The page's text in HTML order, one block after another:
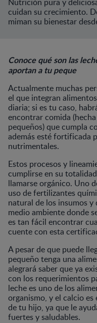
cuidan su crecimiento.
miman su bienestar
Conoce qué son las
aportan a tu peque
Actualmente muchas
el que integran
diaria; si es tu caso,
encontrar comida
pequeños) que cumpla
además esté fortificada
nutrimentales.
Estos procesos y
cumplirse en su
llamarse orgánico. Uno
uso de fertilizantes
natural de los insumos
medio ambiente donde
es tan fácil encontrar
cuente con esta
A pesar de que puede
pequeño tenga una
alegrará saber que ya
con los requerimientos
leche es uno de los
organismo, y el calcio
de tu hijo, ya que le
fuertes y saludables.